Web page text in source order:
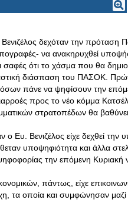
δεχόταν την πρόταση
να ανακηρυχθεί
σαφές ότι το χάσμα που θα
διάσπαση του ΠΑΣΟΚ.
πάνε να ψηφίσουν την
προς το νέο κόμμα
στρατοπέδων θα βαθύνει.
ο Ευ. Βενιζέλος είχε δεχθεί
υποψηφιότητα και άλλα
την επόμενη Κυριακή
πάντως, είχε
τα οποία και συμφώνησαν